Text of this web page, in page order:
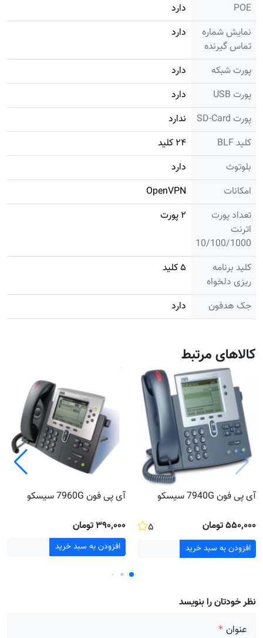
POE
دارد
نمایش شماره
تماس گیرنده
دارد
پورت شبکه
دارد
پورت USB
دارد
پورت SD-Card
ندارد
کلید BLF
۲۴ کلید
بلوتوث
دارد
امکانات
OpenVPN
تعداد پورت
اترنت
10/100/1000
۲ پورت
کلید برنامه
ریزی دلخواه
۵ کلید
جک هدفون دارد
کالاهای مرتبط
آی پی فون 7940G سیسکو
۵ ۵۵۰٬۰۰۰ تومان
افزودن به سبد خرید
آی پی فون 7960G سیسکو
۳۹۰٬۰۰۰ تومان
افزودن به سبد خرید
نظر خودتان را بنویسد
عنوان *